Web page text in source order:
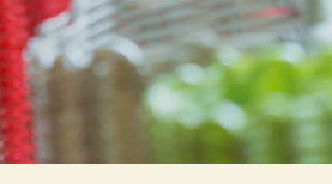
過ごし方
旅の思い出ギャラリー